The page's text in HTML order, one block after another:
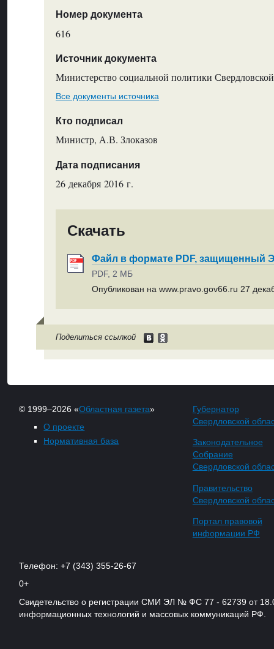
Номер документа
616
Источник документа
Министерство социальной политики
Все документы источника
Кто подписал
Министр, А.В. Злоказов
Дата подписания
26 декабря 2016 г.
Скачать
Файл в формате PDF, защищенный
PDF, 2 МБ
Опубликован на www.pravo.gov66.ru 27
Поделиться ссылкой
© 1999–2026 «Областная газета»
О проекте
Нормативная база
Губернатор
Свердловской
Законодательное
Собрание
Свердловской
Правительство
Свердловской
Портал правовой
информации РФ
Телефон: +7 (343) 355-26-67
0+
Свидетельство о регистрации СМИ ЭЛ № ФС 77 - 62739 от
информационных технологий и массовых коммуникаций РФ.